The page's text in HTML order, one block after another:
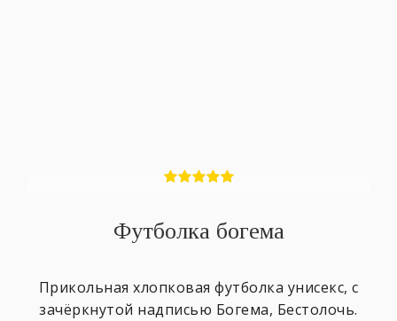
Футболка богема
Прикольная хлопковая футболка унисекс, с
зачёркнутой надписью Богема, Бестолочь.